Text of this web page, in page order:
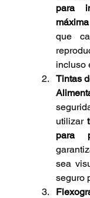
para
que
incluso
Tintas
utilizar
para
sea
seguro